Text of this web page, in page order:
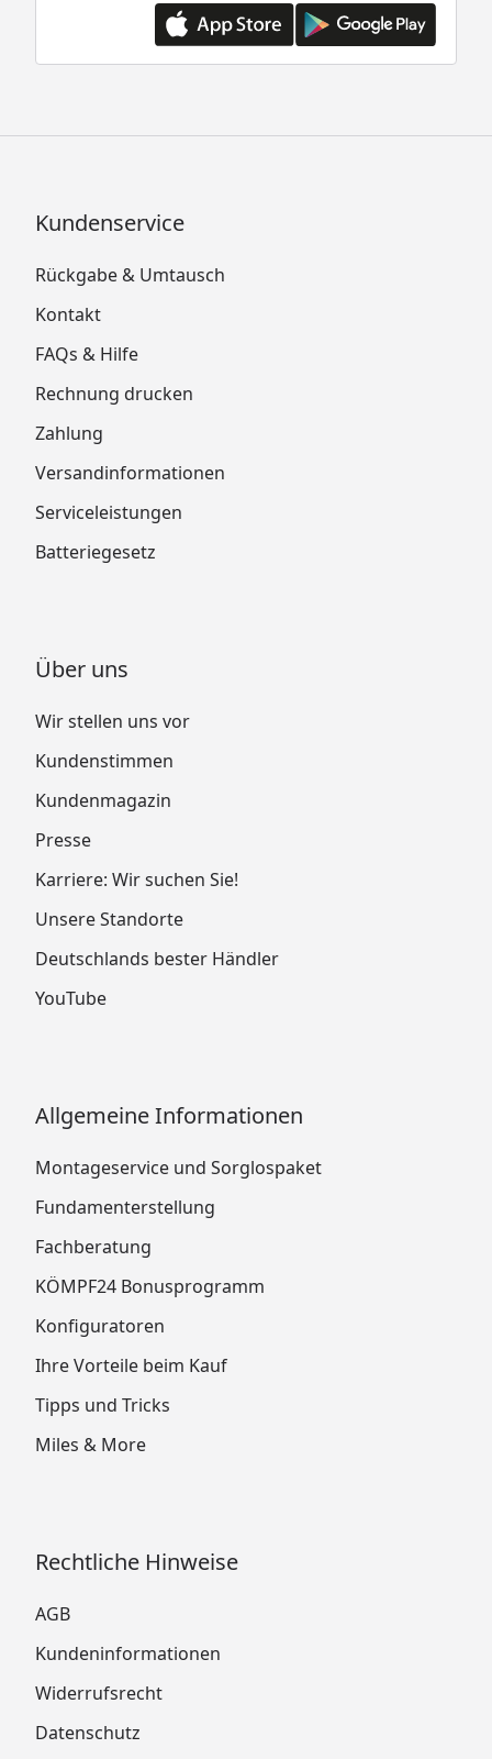
Kundenservice
Rückgabe & Umtausch
Kontakt
FAQs & Hilfe
Rechnung drucken
Zahlung
Versandinformationen
Serviceleistungen
Batteriegesetz
Über uns
Wir stellen uns vor
Kundenstimmen
Kundenmagazin
Presse
Karriere: Wir suchen Sie!
Unsere Standorte
Deutschlands bester Händler
YouTube
Allgemeine Informationen
Montageservice und Sorglospaket
Fundamenterstellung
Fachberatung
KÖMPF24 Bonusprogramm
Konfiguratoren
Ihre Vorteile beim Kauf
Tipps und Tricks
Miles & More
Rechtliche Hinweise
AGB
Kundeninformationen
Widerrufsrecht
Datenschutz